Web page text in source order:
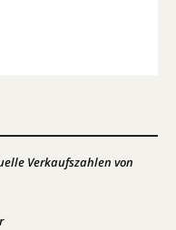
Verkaufszahlen von